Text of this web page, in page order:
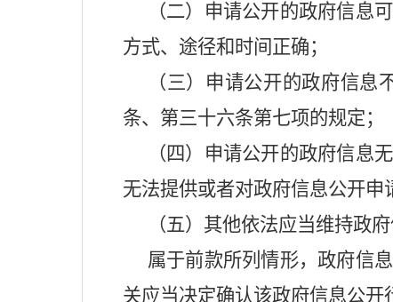
（二）申请公开的政府信息
方式、途径和时间正确；
（三）申请公开的政府信
条、第三十六条第七项的规定；
（四）申请公开的政府信息
无法提供或者对政府信息公开申
（五）其他依法应当维持政
属于前款所列情形，政府信
关应当决定确认该政府信息公开